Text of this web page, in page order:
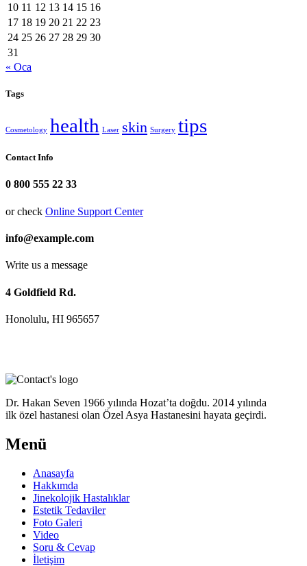
10 11 12 13 14 15 16
17 18 19 20 21 22 23
24 25 26 27 28 29 30
31
« Oca
Tags
Cosmetology health Laser skin Surgery tips
Contact Info
0 800 555 22 33
or check Online Support Center
info@example.com
Write us a message
4 Goldfield Rd.
Honolulu, HI 965657
Dr. Hakan Seven 1966 yılında Hozat’ta doğdu. 2014 yılında
ilk özel hastanesi olan Özel Asya Hastanesini hayata geçirdi.
Menü
Anasayfa
Hakkımda
Jinekolojik Hastalıklar
Estetik Tedaviler
Foto Galeri
Video
Soru & Cevap
İletişim